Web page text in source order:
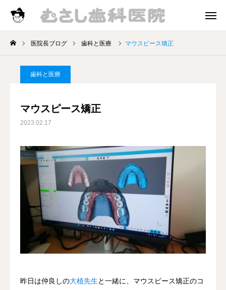
医院長ブログ 歯科と医療 マウスピース矯正
歯科と医療
マウスピース矯正
2023.02.17
昨日は仲良しの大植先生と一緒に、マウスピース矯正のコ
診療時間 アクセス
院長挨拶
お知らせ